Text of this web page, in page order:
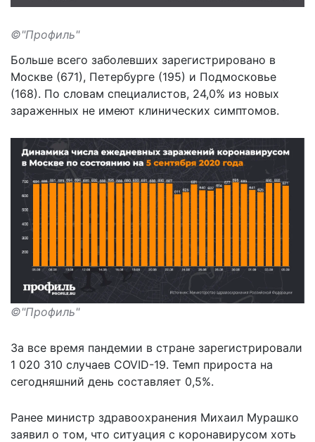
©"Профиль"
Больше всего заболевших зарегистрировано в
Москве (671), Петербурге (195) и Подмосковье
(168). По словам специалистов, 24,0% из новых
зараженных не имеют клинических симптомов.
©"Профиль"
За все время пандемии в стране зарегистрировали
1 020 310 случаев COVID-19. Темп прироста на
сегодняшний день составляет 0,5%.
Ранее министр здравоохранения Михаил Мурашко
заявил о том, что ситуация с коронавирусом хоть